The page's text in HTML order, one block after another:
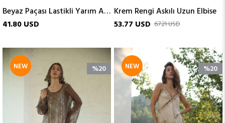
Beyaz Paçası Lastikli Yarım Astarlı Pantolon
41.80 USD
Krem Rengi Askılı Uzun Elbise
53.77 USD 67.21 USD
%20
NEW %20
NEW
ITEM